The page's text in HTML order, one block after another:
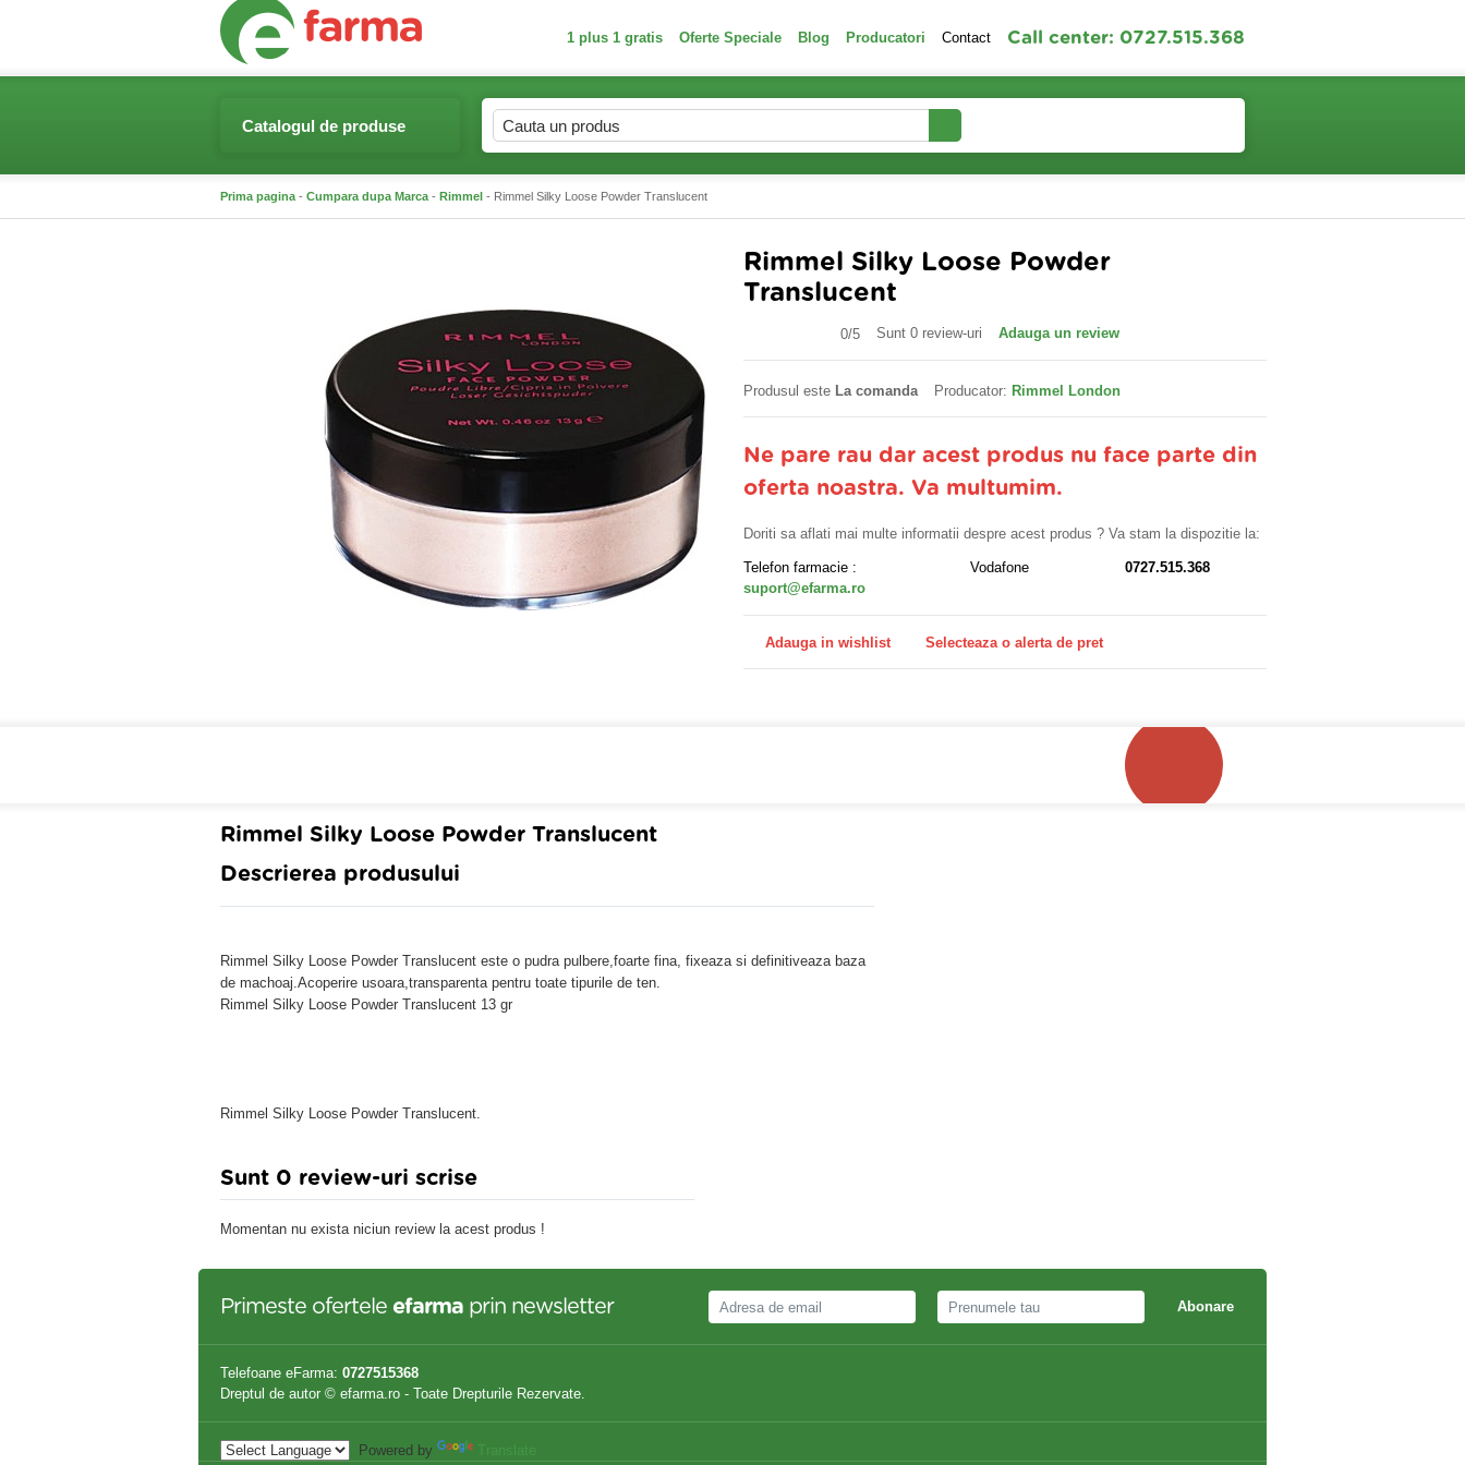
1 plus 1 gratis Oferte Speciale Blog Producatori Contact Call center: 0727.515.368
Catalogul de produse
Prima pagina - Cumpara dupa Marca - Rimmel - Rimmel Silky Loose Powder Translucent
Rimmel Silky Loose Powder
Translucent
0/5 Sunt 0 review-uri Adauga un review
Produsul este La comanda Producator: Rimmel London
Ne pare rau dar acest produs nu face parte din
oferta noastra. Va multumim.
Doriti sa aflati mai multe informatii despre acest produs ? Va stam la dispozitie la:
Telefon farmacie : Vodafone
0727.515.368
suport@efarma.ro
Adauga in wishlist Selecteaza o alerta de pret
Rimmel Silky Loose Powder Translucent
Descrierea produsului
Rimmel Silky Loose Powder Translucent este o pudra pulbere,foarte fina, fixeaza si definitiveaza baza
de machoaj.Acoperire usoara,transparenta pentru toate tipurile de ten.
Rimmel Silky Loose Powder Translucent 13 gr
Rimmel Silky Loose Powder Translucent.
Sunt 0 review-uri scrise
Momentan nu exista niciun review la acest produs !
Primeste ofertele efarma prin newsletter Abonare
Telefoane eFarma: 0727515368
Dreptul de autor © efarma.ro - Toate Drepturile Rezervate.
Powered by